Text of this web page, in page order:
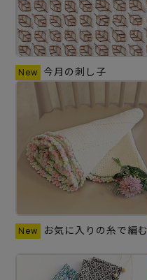
今月の刺し子
お気に入りの糸で編む